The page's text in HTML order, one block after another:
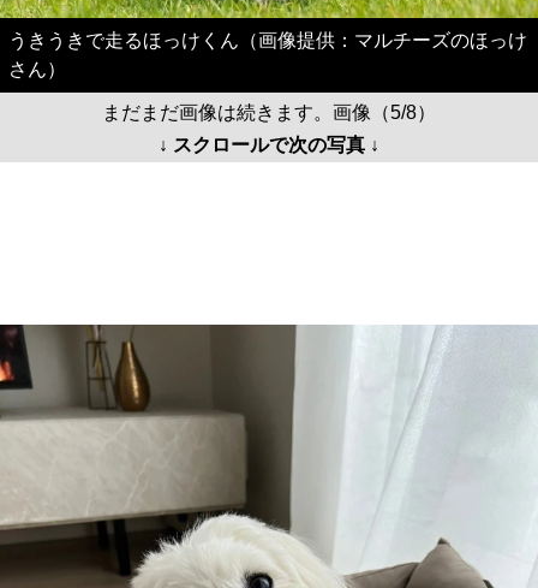
うきうきで走るほっけくん（画像提供：マルチーズのほっけ
さん）
まだまだ画像は続きます。画像（5/8）
↓ スクロールで次の写真 ↓